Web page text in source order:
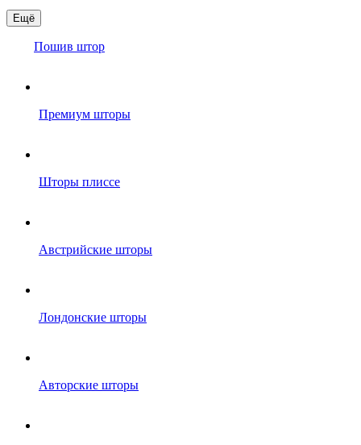
Ещё
Пошив штор
Премиум шторы
Шторы плиссе
Австрийские шторы
Лондонские шторы
Авторские шторы